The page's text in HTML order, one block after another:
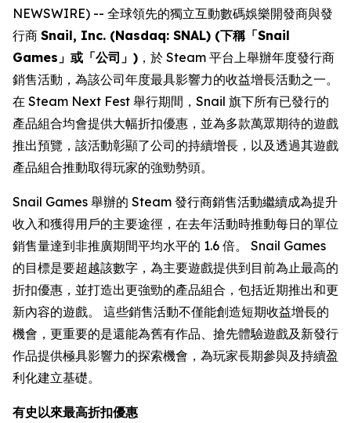
NEWSWIRE) -- 全球領先的獨立互動數碼娛樂開發商與發
行商 Snail, Inc. (Nasdaq: SNAL) (下稱「Snail
Games」或「公司」) ，於 Steam 平台上舉辦年度發行商
銷售活動，為該公司年度最具影響力的收益增長活動之一。
在 Steam Next Fest 舉行期間，Snail 旗下所有已發行的
產品組合均會提供大幅折扣優惠，並為多款萬眾期待的遊戲
推出預覽，該活動彰顯了公司的持續增長，以及透過其遊戲
產品組合推動取得玩家的強勁勢頭。
Snail Games 舉辦的 Steam 發行商銷售活動繼續成為提升
收入和獲得用戶的主要途徑，在去年活動時推動每日的單位
銷售量達到非推廣期間平均水平的 1.6 倍。 Snail Games
的目標是要超越該數字，為主要遊戲提供到目前為止最高的
折扣優惠，並打造出更強勁的產品組合，包括近期推出和更
新內容的遊戲。 這些銷售活動不僅能創造短期收益增長的
機會，更重要的是還能為舊有作品、搶先體驗遊戲及新發行
作品提供極具影響力的探索機會，為玩家長期參與及持續盈
利化建立基礎。
有史以來最高折扣優惠